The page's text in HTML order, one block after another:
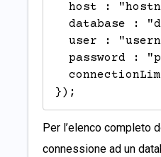
host :
database :
user :
password :
});
Per l’elenco completo
connessione ad un